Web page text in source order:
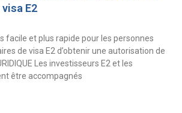
E2
facile et plus rapide pour les personnes
de visa E2 d’obtenir une autorisation de
Les investisseurs E2 et les
être accompagnés